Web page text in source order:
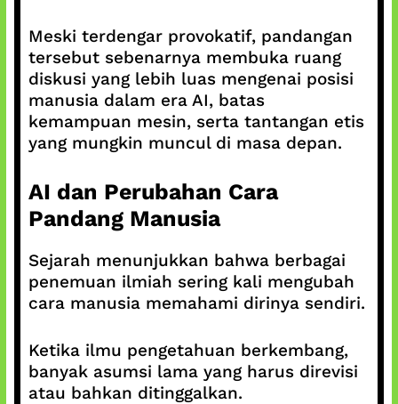
Meski terdengar provokatif, pandangan
tersebut sebenarnya membuka ruang
diskusi yang lebih luas mengenai posisi
manusia dalam era AI, batas
kemampuan mesin, serta tantangan etis
yang mungkin muncul di masa depan.
AI dan Perubahan Cara
Pandang Manusia
Sejarah menunjukkan bahwa berbagai
penemuan ilmiah sering kali mengubah
cara manusia memahami dirinya sendiri.
Ketika ilmu pengetahuan berkembang,
banyak asumsi lama yang harus direvisi
atau bahkan ditinggalkan.